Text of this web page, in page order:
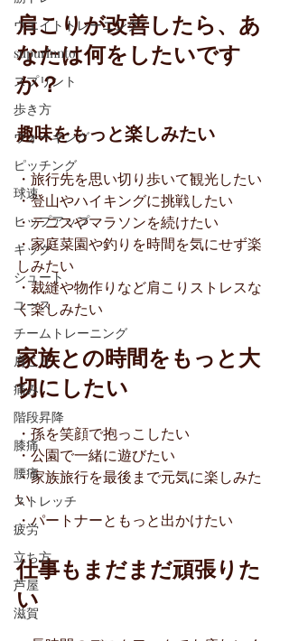
ウエイトトレーニング
supurinnto
スプリント
歩き方
ウォーキング
ピッチング
球速
ヒップアップ
キック
シュート
ユース
チームトレーニング
肩こり
痛み
階段昇降
膝痛
腰痛
ストレッチ
疲労
立ち方
芦屋
滋賀
肩こりが改善したら、あ
なたは何をしたいです
か？
趣味をもっと楽しみたい
・旅行先を思い切り歩いて観光したい
・登山やハイキングに挑戦したい
・テニスやマラソンを続けたい
・家庭菜園や釣りを時間を気にせず楽
しみたい
・裁縫や物作りなど肩こりストレスな
く楽しみたい
家族との時間をもっと大
切にしたい
・孫を笑顔で抱っこしたい
・公園で一緒に遊びたい
・家族旅行を最後まで元気に楽しみた
い
・パートナーともっと出かけたい
仕事もまだまだ頑張りた
い